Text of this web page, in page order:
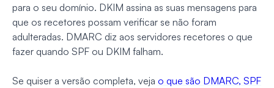
para o seu domínio. DKIM assina as suas mensagens para
que os recetores possam verificar se não foram
adulteradas. DMARC diz aos servidores recetores o que
fazer quando SPF ou DKIM falham.
Se quiser a versão completa, veja o que são DMARC, SPF